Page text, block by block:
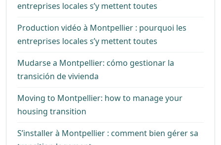
entreprises locales s’y mettent toutes
Production vidéo à Montpellier : pourquoi les
entreprises locales s’y mettent toutes
Mudarse a Montpellier: cómo gestionar la
transición de vivienda
Moving to Montpellier: how to manage your
housing transition
S’installer à Montpellier : comment bien gérer sa